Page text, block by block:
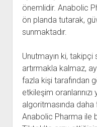
önemlidir. Anabolic
ön planda tutarak,
sunmaktadır.
Unutmayın ki, takipçi
artırmakla kalmaz,
fazla kişi tarafından
etkileşim
algoritmasında daha
Anabolic Pharma ile